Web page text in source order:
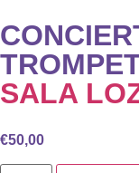
SALA
€50,00